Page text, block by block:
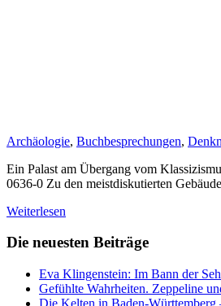
Archäologie, Buchbesprechungen,
Ein Palast am Übergang vom
0636-0 Zu den meistdiskutierten
Weiterlesen
Die neuesten Beiträge
Eva Klingenstein: Im Bann der
Gefühlte Wahrheiten. Zeppeline
Die Kelten in Baden-Württemberg